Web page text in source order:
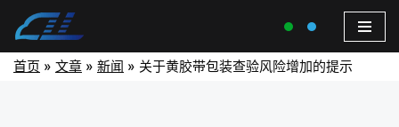
首页 » 文章 » 新闻 » 关于黄胶带包装查验风险增加的提示